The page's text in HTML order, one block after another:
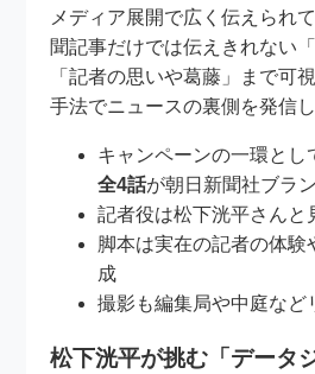
メディア展開で広く伝えられ
聞記事だけでは伝えきれない
「記者の思いや葛藤」まで可
手法でニュースの裏側を発信し
キャンペーンの一環とし
全4話が朝日新聞社ブラ
記者役は松下洸平さんと
脚本は実在の記者の体験
成
撮影も編集局や中庭など
松下洸平が挑む「データ